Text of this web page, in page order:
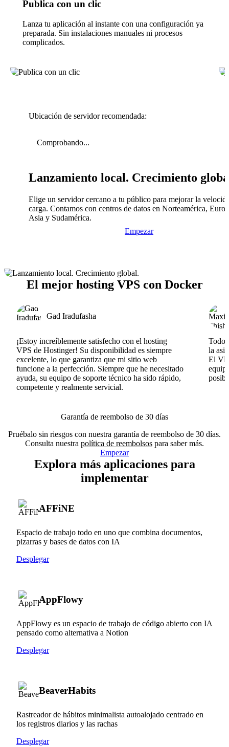
Publica con un clic
Lanza tu aplicación al instante con una configuración ya
preparada. Sin instalaciones manuales ni procesos
complicados.
Ubicación de servidor recomendada:
Comprobando...
Lanzamiento local. Crecimiento
Elige un servidor cercano a tu público para mejorar la
carga. Contamos con centros de datos en Norteamérica,
Asia y Sudamérica.
Empezar
El mejor hosting VPS con Docker
Gad Iradufasha
¡Estoy increíblemente satisfecho con el hosting
VPS de Hostinger! Su disponibilidad es siempre
excelente, lo que garantiza que mi sitio web
funcione a la perfección. Siempre que he necesitado
ayuda, su equipo de soporte técnico ha sido rápido,
competente y realmente servicial.
Todo
la
El
Garantía de reembolso de 30 días
Pruébalo sin riesgos con nuestra garantía de reembolso de 30 días.
Consulta nuestra política de reembolsos para saber más.
Empezar
Explora más aplicaciones para
implementar
AFFiNE
Espacio de trabajo todo en uno que combina documentos,
pizarras y bases de datos con IA
Desplegar
AppFlowy
AppFlowy es un espacio de trabajo de código abierto con IA
pensado como alternativa a Notion
Desplegar
BeaverHabits
Rastreador de hábitos minimalista autoalojado centrado en
los registros diarios y las rachas
Desplegar